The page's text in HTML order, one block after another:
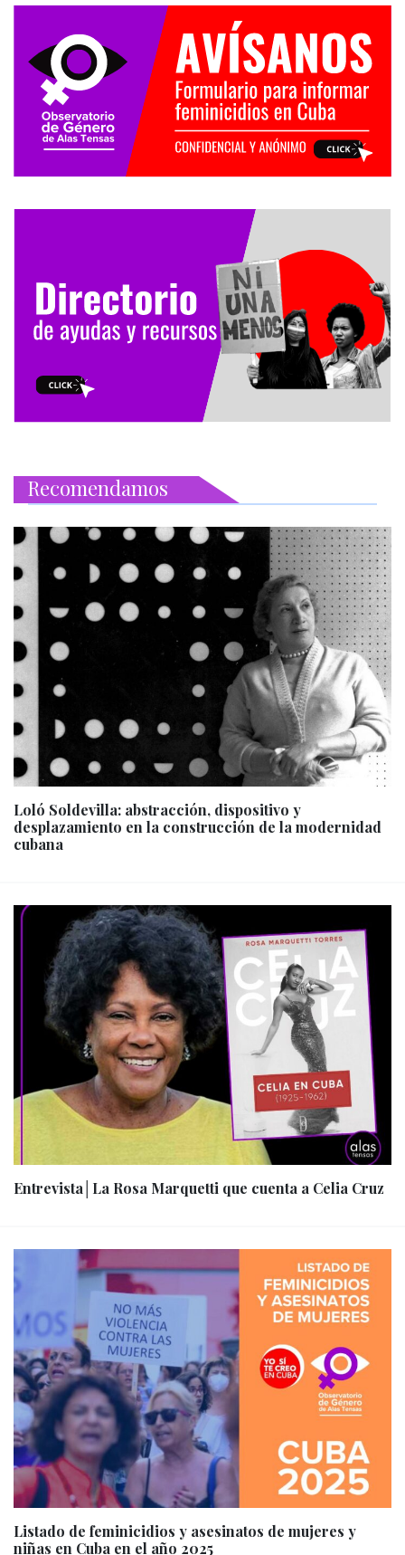
Recomendamos
Loló Soldevilla: abstracción, dispositivo y
desplazamiento en la construcción de la modernidad
cubana
Entrevista│La Rosa Marquetti que cuenta a Celia Cruz
Listado de feminicidios y asesinatos de mujeres y
niñas en Cuba en el año 2025